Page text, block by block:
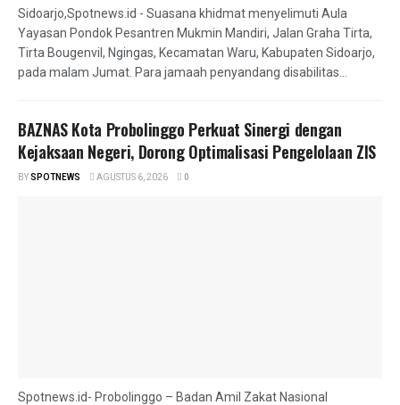
Sidoarjo,Spotnews.id - Suasana khidmat menyelimuti Aula
Yayasan Pondok Pesantren Mukmin Mandiri, Jalan Graha Tirta,
Tirta Bougenvil, Ngingas, Kecamatan Waru, Kabupaten Sidoarjo,
pada malam Jumat. Para jamaah penyandang disabilitas...
BAZNAS Kota Probolinggo Perkuat Sinergi dengan
Kejaksaan Negeri, Dorong Optimalisasi Pengelolaan ZIS
BYSPOTNEWS AGUSTUS 6, 2026 0
Spotnews.id- Probolinggo – Badan Amil Zakat Nasional